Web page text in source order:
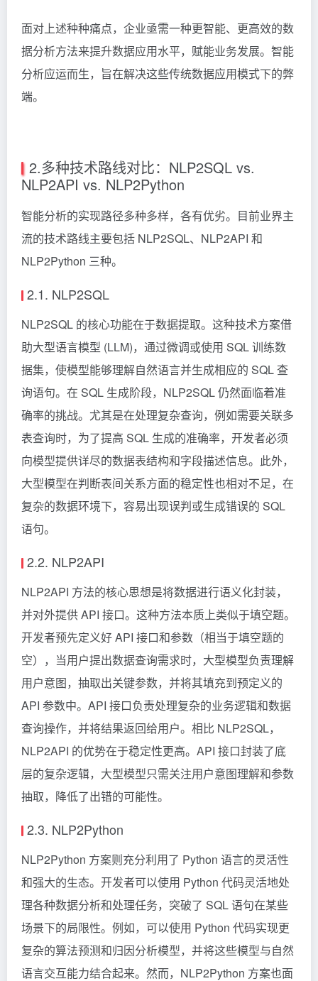
面对上述种种痛点，企业亟需一种更智能、更高效的数
据分析方法来提升数据应用水平，赋能业务发展。智能
分析应运而生，旨在解决这些传统数据应用模式下的弊
端。
2.多种技术路线对比：NLP2SQL vs.
NLP2API vs. NLP2Python
智能分析的实现路径多种多样，各有优劣。目前业界主
流的技术路线主要包括 NLP2SQL、NLP2API 和
NLP2Python 三种。
2.1. NLP2SQL
NLP2SQL 的核心功能在于数据提取。这种技术方案借
助大型语言模型 (LLM)，通过微调或使用 SQL 训练数
据集，使模型能够理解自然语言并生成相应的 SQL 查
询语句。在 SQL 生成阶段，NLP2SQL 仍然面临着准
确率的挑战。尤其是在处理复杂查询，例如需要关联多
表查询时，为了提高 SQL 生成的准确率，开发者必须
向模型提供详尽的数据表结构和字段描述信息。此外，
大型模型在判断表间关系方面的稳定性也相对不足，在
复杂的数据环境下，容易出现误判或生成错误的 SQL
语句。
2.2. NLP2API
NLP2API 方法的核心思想是将数据进行语义化封装，
并对外提供 API 接口。这种方法本质上类似于填空题。
开发者预先定义好 API 接口和参数（相当于填空题的
空），当用户提出数据查询需求时，大型模型负责理解
用户意图，抽取出关键参数，并将其填充到预定义的
API 参数中。API 接口负责处理复杂的业务逻辑和数据
查询操作，并将结果返回给用户。相比 NLP2SQL，
NLP2API 的优势在于稳定性更高。API 接口封装了底
层的复杂逻辑，大型模型只需关注用户意图理解和参数
抽取，降低了出错的可能性。
2.3. NLP2Python
NLP2Python 方案则充分利用了 Python 语言的灵活性
和强大的生态。开发者可以使用 Python 代码灵活地处
理各种数据分析和处理任务，突破了 SQL 语句在某些
场景下的局限性。例如，可以使用 Python 代码实现更
复杂的算法预测和归因分析模型，并将这些模型与自然
语言交互能力结合起来。然而，NLP2Python 方案也面